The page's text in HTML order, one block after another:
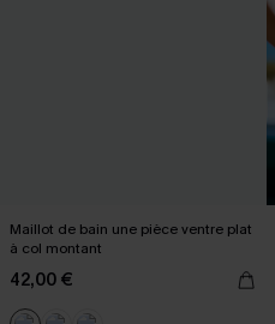
Maillot de bain une pièce ventre plat
à col montant
42,00 €